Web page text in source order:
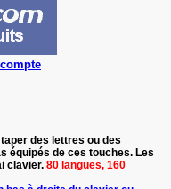
des lettres ou des
équipés de ces touches. Les
clavier. 80 langues, 160